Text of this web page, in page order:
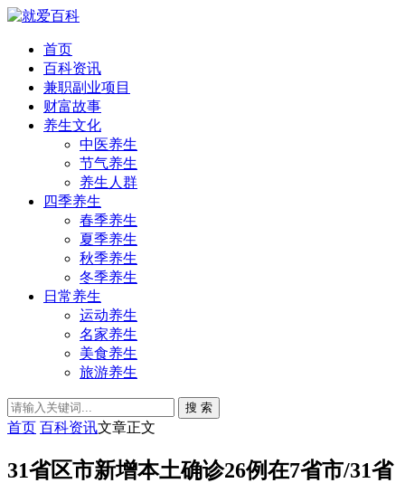
首页
百科资讯
兼职副业项目
财富故事
养生文化
中医养生
节气养生
养生人群
四季养生
春季养生
夏季养生
秋季养生
冬季养生
日常养生
运动养生
名家养生
美食养生
旅游养生
搜 索
首页 百科资讯文章正文
31省区市新增本土确诊26例在7省市/31省